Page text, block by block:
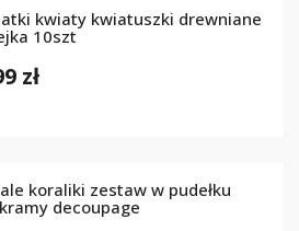
kwiaty kwiatuszki drewniane
10szt
zł
koraliki zestaw w pudełku
decoupage